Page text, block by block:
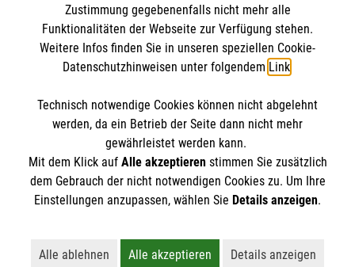
Malteser International
Schützenring 6
37115 Duderstadt
Telefon:05527 989260
jaqueline.haase@malteser.org
Soziale Netzwerke
Accordion 1
Der Malteser Hilfsdienst e.V. ist als eingetragene
Gewerbesteuer befreit.
Zustimmung gegebenenfalls nicht mehr alle
Funktionalitäten der Webseite zur Verfügung stehen.
Weitere Infos finden Sie in unseren speziellen Cookie-
Datenschutzhinweisen unter folgendem Link.
Technisch notwendige Cookies können nicht abgelehnt
werden, da ein Betrieb der Seite dann nicht mehr
gewährleistet werden kann.
Mit dem Klick auf Alle akzeptierenstimmen Sie zusätzlich
dem Gebrauch der nicht notwendigen Cookies zu. Um Ihre
Einstellungen anzupassen, wählen Sie Details anzeigen.
Alle ablehnen
Alle akzeptieren
Details anzeigen